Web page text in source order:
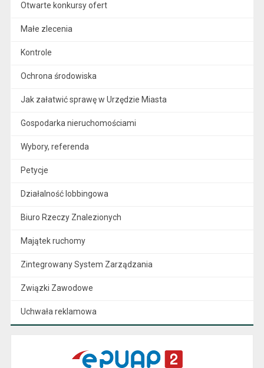
Otwarte konkursy ofert
Małe zlecenia
Kontrole
Ochrona środowiska
Jak załatwić sprawę w Urzędzie Miasta
Gospodarka nieruchomościami
Wybory, referenda
Petycje
Działalność lobbingowa
Biuro Rzeczy Znalezionych
Majątek ruchomy
Zintegrowany System Zarządzania
Związki Zawodowe
Uchwała reklamowa